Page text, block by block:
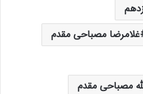
غلامرضا مصباحی مقدم
مصباحی مقدم